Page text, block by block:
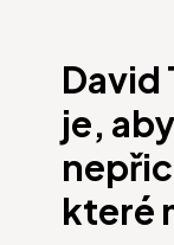
David
je,
které